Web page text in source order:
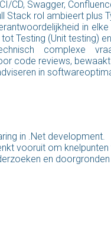
CD, Swagger,
Stack rol ambieert plus
in
Testing (Unit testing)
complexe
code reviews,
in
in .Net development.
vooruit om
en